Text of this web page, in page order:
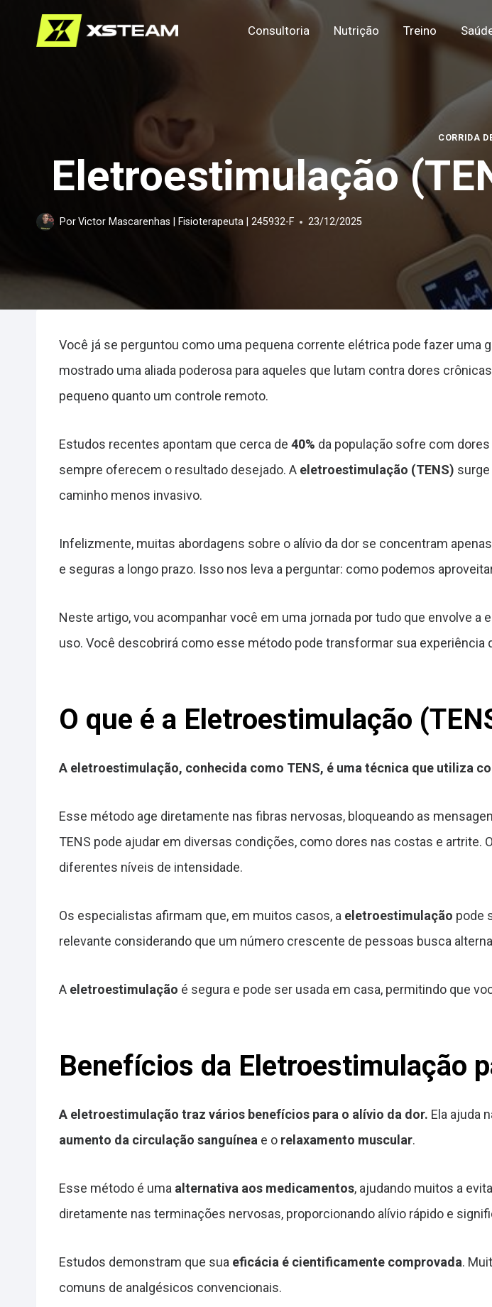
Consultoria Nutrição Treino
CORRIDA
Eletroestimulação
PorVictor Mascarenhas | Fisioterapeuta | 245932-F 23/12/2025
Você já se perguntou como uma pequena corrente elétrica pode fazer uma
mostrado uma aliada poderosa para aqueles que lutam contra dores
pequeno quanto um controle remoto.
Estudos recentes apontam que cerca de 40% da população sofre com
sempre oferecem o resultado desejado. A eletroestimulação (TENS)
caminho menos invasivo.
Infelizmente, muitas abordagens sobre o alívio da dor se concentram
e seguras a longo prazo. Isso nos leva a perguntar: como podemos
Neste artigo, vou acompanhar você em uma jornada por tudo que envolve
uso. Você descobrirá como esse método pode transformar sua experiência
O que é a Eletroestimulação
A eletroestimulação, conhecida como TENS, é uma técnica que utiliza
Esse método age diretamente nas fibras nervosas, bloqueando as
TENS pode ajudar em diversas condições, como dores nas costas e
diferentes níveis de intensidade.
Os especialistas afirmam que, em muitos casos, a eletroestimulação pode
relevante considerando que um número crescente de pessoas busca
A eletroestimulação é segura e pode ser usada em casa, permitindo que
Benefícios da Eletroestimulação
A eletroestimulação traz vários benefícios para o alívio da dor. Ela ajuda
aumento da circulação sanguínea e o relaxamento muscular.
Esse método é uma alternativa aos medicamentos, ajudando muitos a
diretamente nas terminações nervosas, proporcionando alívio rápido e
Estudos demonstram que sua eficácia é cientificamente comprovada.
comuns de analgésicos convencionais.